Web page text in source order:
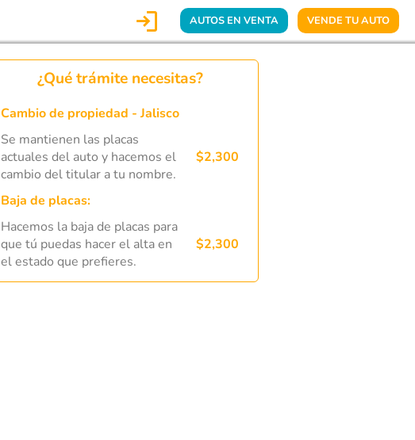
 AUTOS EN VENTA VENDE TU AUTO
¿Qué trámite necesitas?
Cambio de propiedad - Jalisco
Se mantienen las placas
actuales del auto y hacemos el
cambio del titular a tu nombre.
$2,300
Baja de placas:
Hacemos la baja de placas para
que tú puedas hacer el alta en
el estado que prefieres.
$2,300